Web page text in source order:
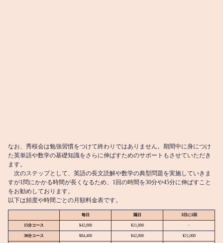
なお、秀桜会は勉強習慣をつけて終わりではありません。期間中に身につけ
た英単語や数学の基礎知識をさらに伸ばすためのサポートもさせていただき
ます。
次のステップとして、英語の長文読解や数学の典型問題を実施していきま
すが1問にかかる時間が長くなるため、1回の時間を30分や45分に伸ばすこと
をお勧めしております。
以下は頻度や時間ごとの月額料金表です。
毎日 隔日 3日に1回
15分コース ¥42,000 ¥21,000 -
30分コース ¥84,400 ¥42,000 ¥21,000